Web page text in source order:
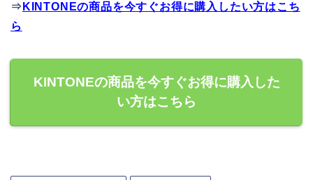
⇒ KINTONEの商品を今すぐお得に購入したい方はこち
ら
KINTONEの商品を今すぐお得に購入した
い方はこちら